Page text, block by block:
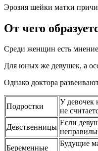
Эрозия шейки матки
От чего
Среди женщин есть мнение
Для юных же девушек, а
Однако доктора
Подростки
У девочек
не
Девственницы
Если
Беременные
Будущие